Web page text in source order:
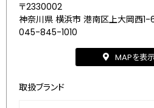
〒2330002
神奈川県 横浜市 港南区上大岡西1-
045-845-1010
MAPを表
取扱ブランド